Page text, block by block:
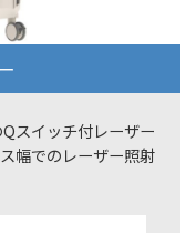
スイッチ付レーザー
幅でのレーザー照射